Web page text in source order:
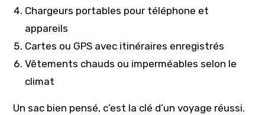
Chargeurs portables pour téléphone et
appareils
Cartes ou GPS avec itinéraires enregistrés
Vêtements chauds ou imperméables selon le
climat
Un sac bien pensé, c’est la clé d’un voyage réussi.